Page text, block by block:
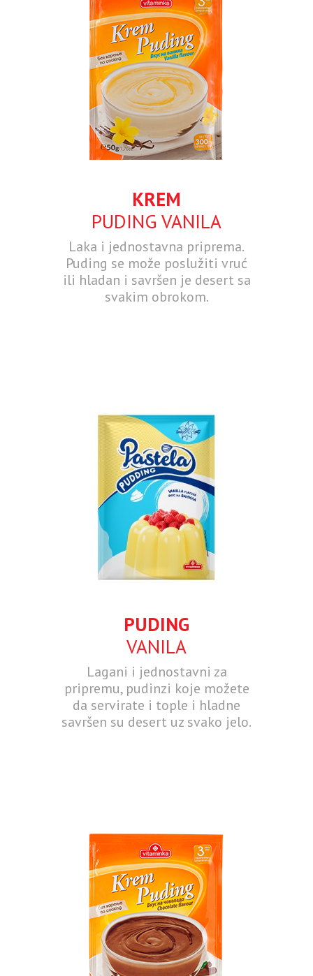
KREM
PUDING VANILA
Laka i jednostavna priprema.
Puding se može poslužiti vruć
ili hladan i savršen je desert sa
svakim obrokom.
PUDING
VANILA
Lagani i jednostavni za
pripremu, pudinzi koje možete
da servirate i tople i hladne
savršen su desert uz svako jelo.